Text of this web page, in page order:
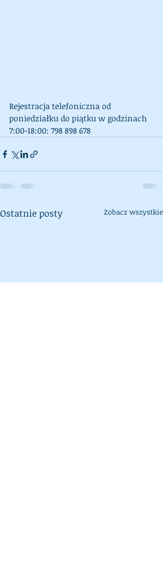
Rejestracja telefoniczna od
poniedziałku do piątku w godzinach
7:00-18:00: 798 898 678
Ostatnie posty Zobacz wszystkie